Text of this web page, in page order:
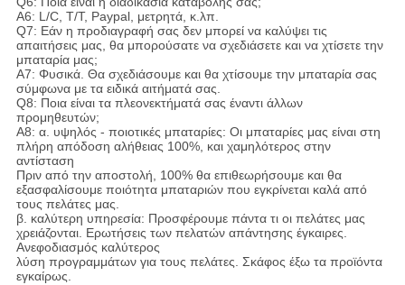
A6: L/C, T/T, Paypal, μετρητά, κ.λπ.
Q7: Εάν η προδιαγραφή σας δεν μπορεί να καλύψει τις
απαιτήσεις μας, θα μπορούσατε να σχεδιάσετε και να χτίσετε την
μπαταρία μας;
A7: Φυσικά. Θα σχεδιάσουμε και θα χτίσουμε την μπαταρία σας
σύμφωνα με τα ειδικά αιτήματά σας.
Q8: Ποια είναι τα πλεονεκτήματά σας έναντι άλλων
προμηθευτών;
A8: α. υψηλός - ποιοτικές μπαταρίες: Οι μπαταρίες μας είναι στη
πλήρη απόδοση αλήθειας 100%, και χαμηλότερος στην
αντίσταση
Πριν από την αποστολή, 100% θα επιθεωρήσουμε και θα
εξασφαλίσουμε ποιότητα μπαταριών που εγκρίνεται καλά από
τους πελάτες μας.
β. καλύτερη υπηρεσία: Προσφέρουμε πάντα τι οι πελάτες μας
χρειάζονται. Ερωτήσεις των πελατών απάντησης έγκαιρες.
Ανεφοδιασμός καλύτερος
λύση προγραμμάτων για τους πελάτες. Σκάφος έξω τα προϊόντα
εγκαίρως.